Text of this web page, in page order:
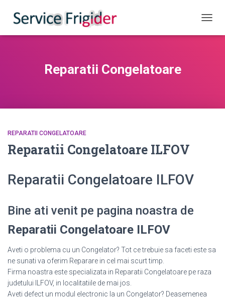
Reparatii Congelatoare
REPARATII CONGELATOARE
Reparatii Congelatoare ILFOV
Reparatii Congelatoare ILFOV
Bine ati venit pe pagina noastra de
Reparatii Congelatoare ILFOV
Aveti o problema cu un Congelator? Tot ce trebuie sa faceti este sa
ne sunati va oferim Reparare in cel mai scurt timp.
Firma noastra este specializata in Reparatii Congelatoare pe raza
judetului ILFOV, in localitatiile de mai jos.
Aveti defect un modul electronic la un Congelator? Deasemenea